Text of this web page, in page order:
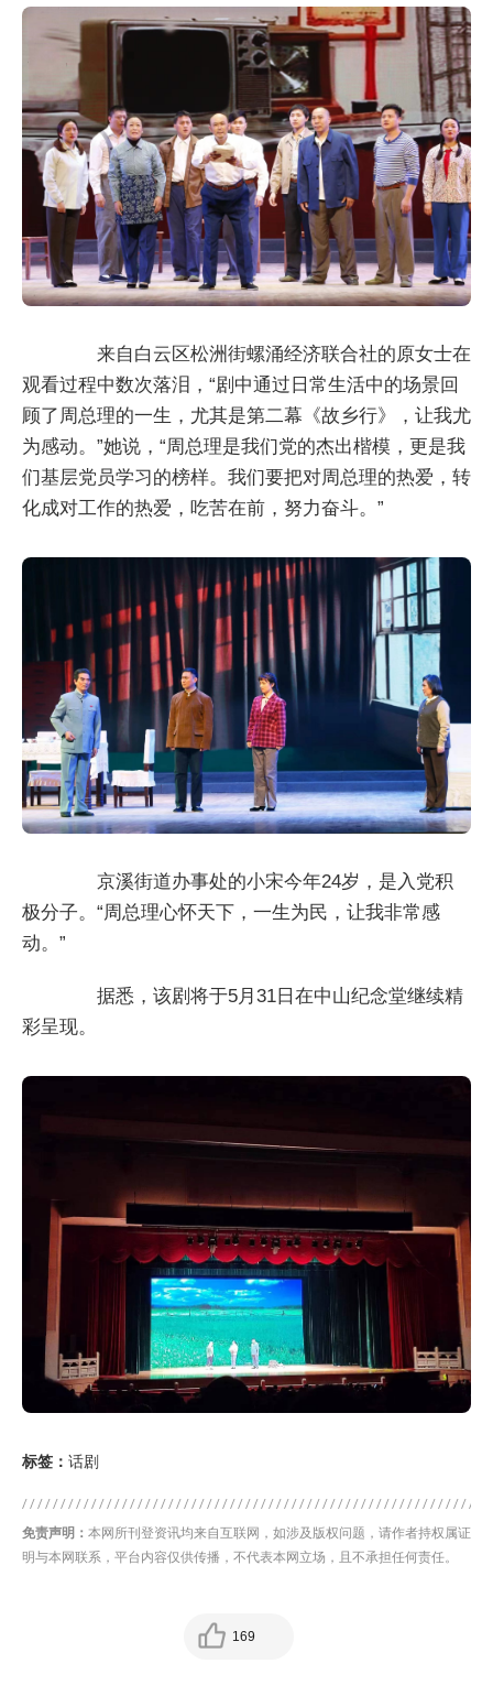
来自白云区松洲街螺涌经济联合社的原女士在
观看过程中数次落泪，“剧中通过日常生活中的场景回
顾了周总理的一生，尤其是第二幕《故乡行》，让我尤
为感动。”她说，“周总理是我们党的杰出楷模，更是我
们基层党员学习的榜样。我们要把对周总理的热爱，转
化成对工作的热爱，吃苦在前，努力奋斗。”
京溪街道办事处的小宋今年24岁，是入党积
极分子。“周总理心怀天下，一生为民，让我非常感
动。”
据悉，该剧将于5月31日在中山纪念堂继续精
彩呈现。
标签： 话剧
免责声明： 本网所刊登资讯均来自互联网，如涉及版权问题，请作者持权属证
明与本网联系，平台内容仅供传播，不代表本网立场，且不承担任何责任。
169